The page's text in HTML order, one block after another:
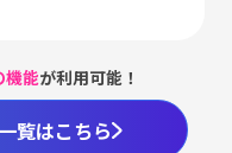
機能が利用可能！
覧はこちら